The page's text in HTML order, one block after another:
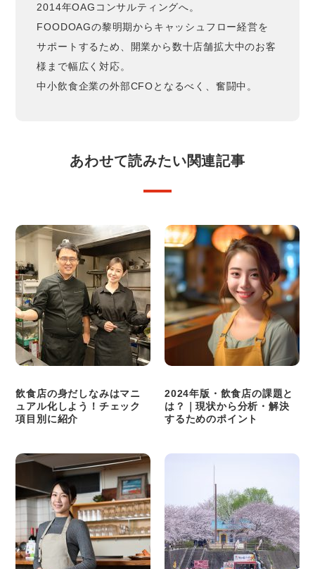
2014年OAGコンサルティングへ。
FOODOAGの黎明期からキャッシュフロー経営を
サポートするため、開業から数十店舗拡大中のお客
様まで幅広く対応。
中小飲食企業の外部CFOとなるべく、奮闘中。
あわせて読みたい関連記事
飲食店の身だしなみはマニ
ュアル化しよう！チェック
項目別に紹介
2024年版・飲食店の課題と
は？｜現状から分析・解決
するためのポイント